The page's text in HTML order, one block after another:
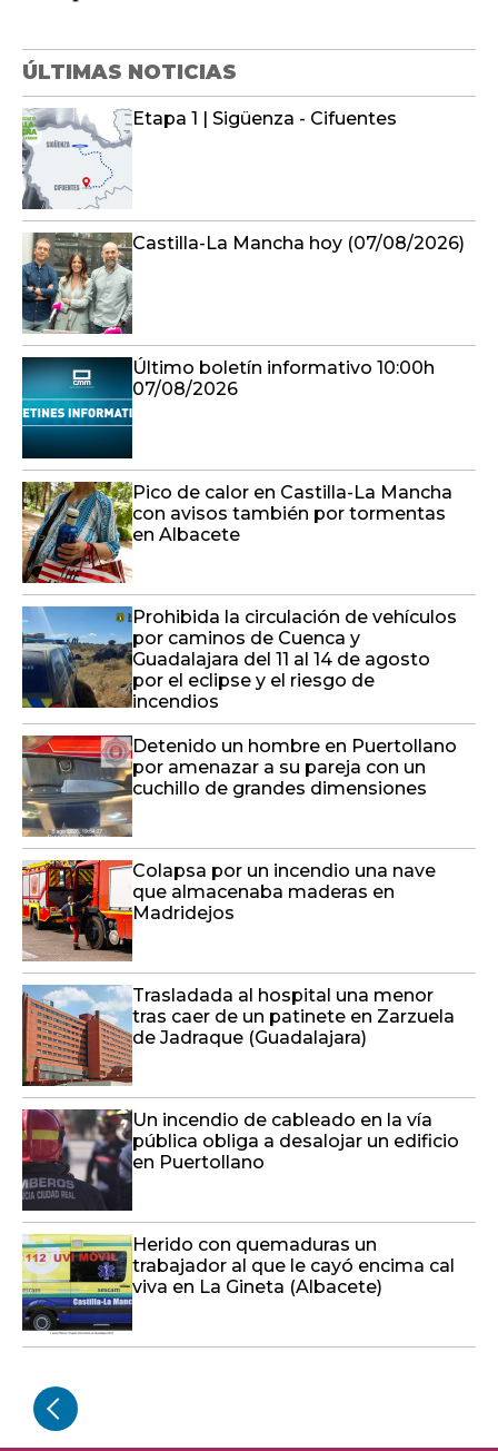
ÚLTIMAS NOTICIAS
Etapa 1 | Sigüenza - Cifuentes
Castilla-La Mancha hoy (07/08/2026)
Último boletín informativo 10:00h
07/08/2026
Pico de calor en Castilla-La Mancha
con avisos también por tormentas
en Albacete
Prohibida la circulación de vehículos
por caminos de Cuenca y
Guadalajara del 11 al 14 de agosto
por el eclipse y el riesgo de
incendios
Detenido un hombre en Puertollano
por amenazar a su pareja con un
cuchillo de grandes dimensiones
Colapsa por un incendio una nave
que almacenaba maderas en
Madridejos
Trasladada al hospital una menor
tras caer de un patinete en Zarzuela
de Jadraque (Guadalajara)
Un incendio de cableado en la vía
pública obliga a desalojar un edificio
en Puertollano
Herido con quemaduras un
trabajador al que le cayó encima cal
viva en La Gineta (Albacete)